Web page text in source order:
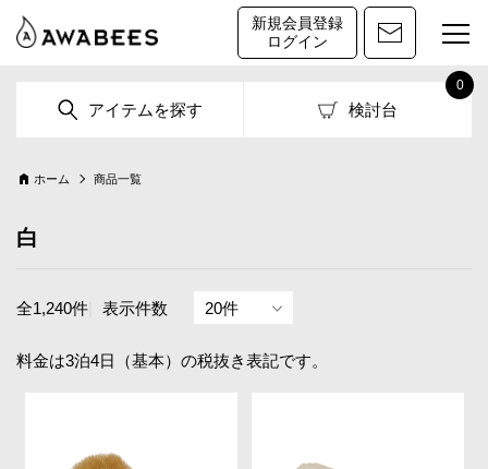
新規会員登録
ログイン
アイテムを探す 検討台
0
ホーム 商品一覧
白
全1,240件 表示件数
料金は3泊4日（基本）の税抜き表記です。